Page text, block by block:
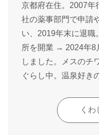
京都府在住。2007年
社の薬事部門で申請
い、2019年末に退職
所を開業 → 2024年8
しました。メスのチ
ぐらし中。温泉好き
くわ